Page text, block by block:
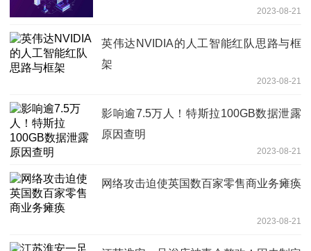
2023-08-21
英伟达NVIDIA的人工智能红队思路与框
架
2023-08-21
影响逾7.5万人！特斯拉100GB数据泄露
原因查明
2023-08-21
网络攻击迫使英国数百家零售商业务瘫痪
2023-08-21